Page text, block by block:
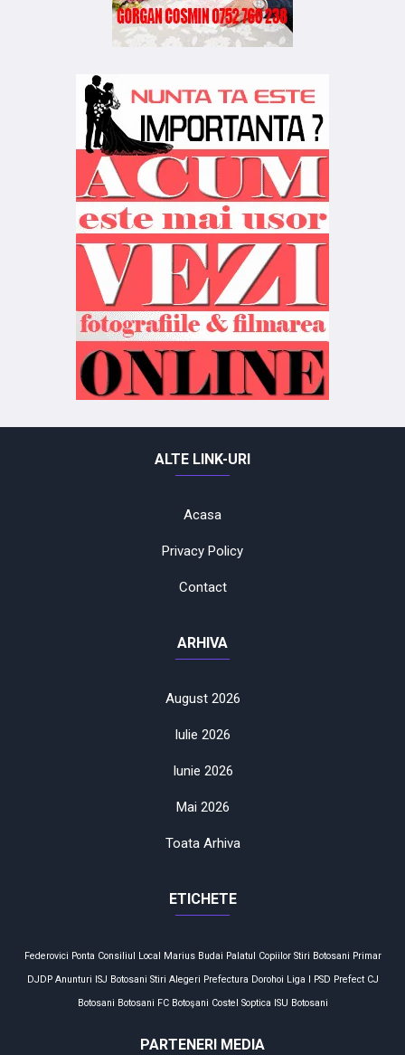
ALTE LINK-URI
Acasa
Privacy Policy
Contact
ARHIVA
August 2026
Iulie 2026
Iunie 2026
Mai 2026
Toata Arhiva
ETICHETE
Federovici Ponta Consiliul Local Marius Budai Palatul Copiilor Stiri Botosani Primar
DJDP Anunturi ISJ Botosani Stiri Alegeri Prefectura Dorohoi Liga I PSD Prefect CJ
Botosani Botosani FC Botoşani Costel Soptica ISU Botosani
PARTENERI MEDIA